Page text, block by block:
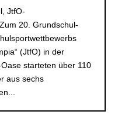
JtfO-
20. Grundschul-
(JtfO) in der
starteten über 110
aus sechs